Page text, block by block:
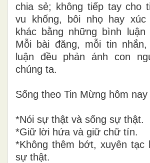
chia sẻ; không tiếp tay cho
vu khống, bôi nhọ hay xúc
khác bằng những bình luận
Mỗi bài đăng, mỗi tin
luận đều phản ánh con
chúng ta.
Sống theo Tin Mừng hôm nay
*Nói sự thật và sống sự thật.
*Giữ lời hứa và giữ chữ tín.
*Không thêm bớt, xuyên tạc
sự thật.